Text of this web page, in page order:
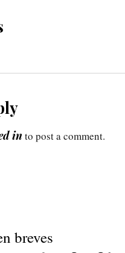
in to post a comment.
breves